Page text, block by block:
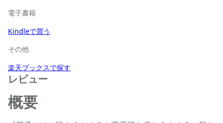
電子書籍
Kindleで買う
その他
楽天ブックスで探す
レビュー
概要